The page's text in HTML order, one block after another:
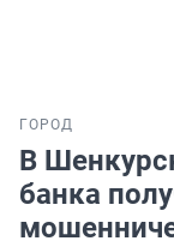
ГОРОД
В
банка